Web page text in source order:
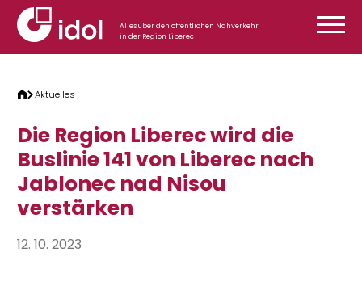
Zum Inhalt springen
Alles über den öffentlichen Nahverkehr
in der Region Liberec
Aktuelles
Die Region Liberec wird die
Buslinie 141 von Liberec nach
Jablonec nad Nisou
verstärken
12. 10. 2023